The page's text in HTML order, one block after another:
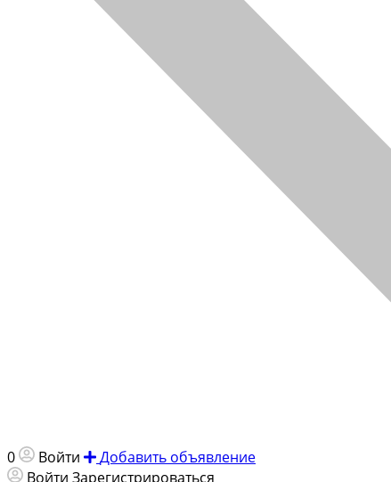
0 Войти
Добавить объявление
Войти Зарегистрироваться